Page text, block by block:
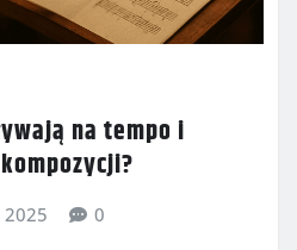
na tempo i
2025 0